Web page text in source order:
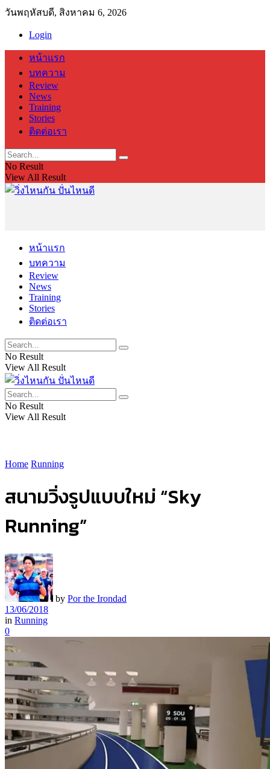
วันพฤหัสบดี, สิงหาคม 6, 2026
Login
หน้าแรก
บทความ
Review
News
Training
Stories
ติดต่อเรา
No Result
View All Result
หน้าแรก
บทความ
Review
News
Training
Stories
ติดต่อเรา
No Result
View All Result
No Result
View All Result
Home Running
สนามวิ่งรูปแบบใหม่ “Sky
Running”
by Por the Irondad
13/06/2018
in Running
0